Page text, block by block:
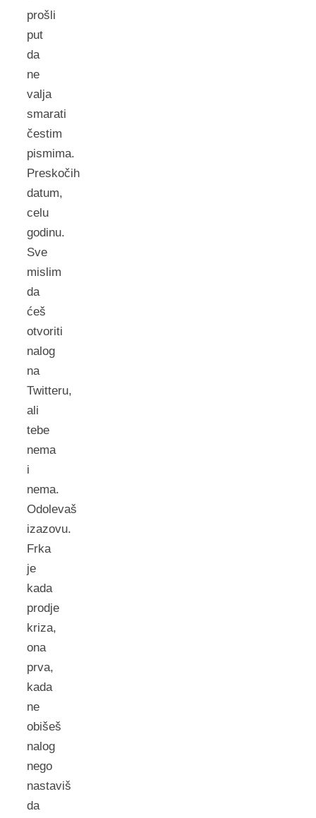
prošli
put
da
ne
valja
smarati
čestim
pismima.
Preskočih
datum,
celu
godinu.
Sve
mislim
da
ćeš
otvoriti
nalog
na
Twitteru,
ali
tebe
nema
i
nema.
Odolevaš
izazovu.
Frka
je
kada
prodje
kriza,
ona
prva,
kada
ne
obišeš
nalog
nego
nastaviš
da